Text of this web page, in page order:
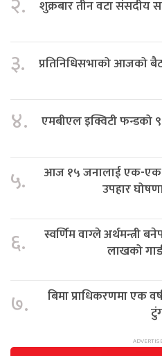
शुक्रबार तीन वटा संसदीय
३. प्रतिनिधिसभाको आजको
४. एमबीएल इक्विटी फन्डको
५.
आज १५ जनालाई एक-
उपहार
६.
स्वर्णिम वाग्ले अर्थमन्त्री
लाखको
७.
बिमा प्राधिकरणमा एक